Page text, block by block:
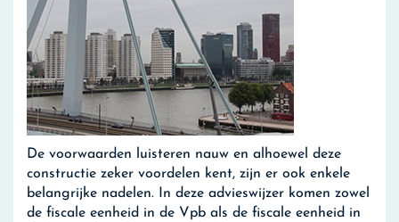
De voorwaarden luisteren nauw en alhoewel deze
constructie zeker voordelen kent, zijn er ook enkele
belangrijke nadelen. In deze advieswijzer komen zowel
de fiscale eenheid in de Vpb als de fiscale eenheid in